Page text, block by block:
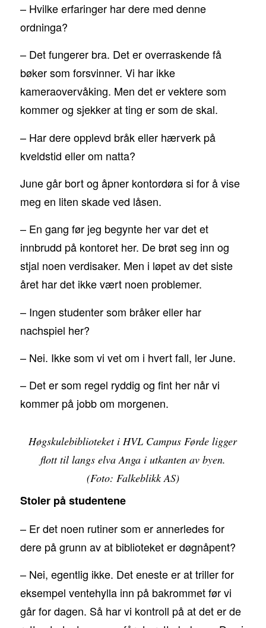
– Hvilke erfaringer har dere med denne
ordninga?
– Det fungerer bra. Det er overraskende få
bøker som forsvinner. Vi har ikke
kameraovervåking. Men det er vektere som
kommer og sjekker at ting er som de skal.
– Har dere opplevd bråk eller hærverk på
kveldstid eller om natta?
June går bort og åpner kontordøra si for å vise
meg en liten skade ved låsen.
– En gang før jeg begynte her var det et
innbrudd på kontoret her. De brøt seg inn og
stjal noen verdisaker. Men i løpet av det siste
året har det ikke vært noen problemer.
– Ingen studenter som bråker eller har
nachspiel her?
– Nei. Ikke som vi vet om i hvert fall, ler June.
– Det er som regel ryddig og fint her når vi
kommer på jobb om morgenen.
Høgskulebiblioteket i HVL Campus Førde ligger
flott til langs elva Anga i utkanten av byen.
(Foto: Falkeblikk AS)
Stoler på studentene
– Er det noen rutiner som er annerledes for
dere på grunn av at biblioteket er døgnåpent?
– Nei, egentlig ikke. Det eneste er at triller for
eksempel ventehylla inn på bakrommet før vi
går for dagen. Så har vi kontroll på at det er de